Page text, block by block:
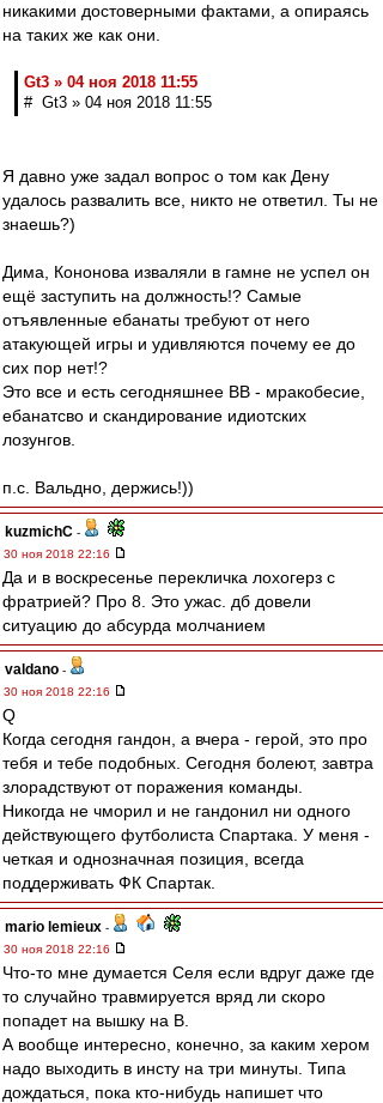
никакими достоверными фактами, а опираясь
на таких же как они.
Gt3 » 04 ноя 2018 11:55
# Gt3 » 04 ноя 2018 11:55
Я давно уже задал вопрос о том как Дену
удалось развалить все, никто не ответил. Ты не
знаешь?)
Дима, Кононова изваляли в гамне не успел он
ещё заступить на должность!? Самые
отъявленные ебанаты требуют от него
атакующей игры и удивляются почему ее до
сих пор нет!?
Это все и есть сегодняшнее ВВ - мракобесие,
ебанатсво и скандирование идиотских
лозунгов.
п.с. Вальдно, держись!))
kuzmichC -
30 ноя 2018 22:16
Да и в воскресенье перекличка лохогерз с
фратрией? Про 8. Это ужас. дб довели
ситуацию до абсурда молчанием
valdano -
30 ноя 2018 22:16
Q
Когда сегодня гандон, а вчера - герой, это про
тебя и тебе подобных. Сегодня болеют, завтра
злорадствуют от поражения команды.
Никогда не чморил и не гандонил ни одного
действующего футболиста Спартака. У меня -
четкая и однозначная позиция, всегда
поддерживать ФК Спартак.
mario lemieux -
30 ноя 2018 22:16
Что-то мне думается Селя если вдруг даже где
то случайно травмируется вряд ли скоро
попадет на вышку на B.
А вообще интересно, конечно, за каким хером
надо выходить в инсту на три минуты. Типа
дождаться, пока кто-нибудь напишет что